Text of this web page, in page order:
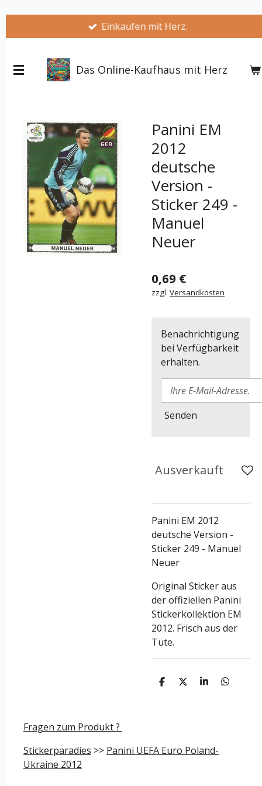
springen
Einkaufen mit Herz.
Das Online-Kaufhaus mit Herz
Panini EM
2012
deutsche
Version -
Sticker 249 -
Manuel
Neuer
0,69 €
zzgl. Versandkosten
Benachrichtigung
bei Verfügbarkeit
erhalten.
Senden
Ausverkauft
Panini EM 2012
deutsche Version -
Sticker 249 - Manuel
Neuer
Original Sticker aus
deroffiziellen Panini
Stickerkollektion EM
2012. Frisch aus der
Tüte.
T
T
T
T
Fragen zum Produkt ?
Stickerparadies >> Panini UEFA Euro Poland-
Ukraine 2012